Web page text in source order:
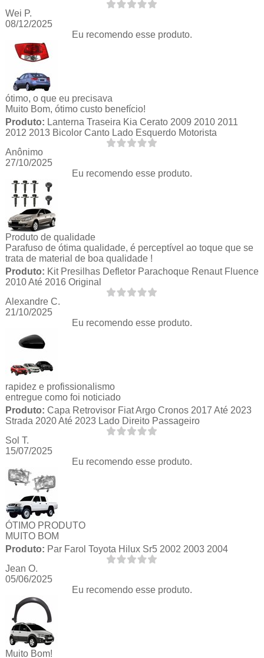
Wei P.
08/12/2025
Eu recomendo esse produto.
ótimo, o que eu precisava
Muito Bom, ótimo custo benefício!
Produto: Lanterna Traseira Kia Cerato 2009 2010 2011
2012 2013 Bicolor Canto Lado Esquerdo Motorista
Anônimo
27/10/2025
Eu recomendo esse produto.
Produto de qualidade
Parafuso de ótima qualidade, é perceptível ao toque que se
trata de material de boa qualidade !
Produto: Kit Presilhas Defletor Parachoque Renaut Fluence
2010 Até 2016 Original
Alexandre C.
21/10/2025
Eu recomendo esse produto.
rapidez e profissionalismo
entregue como foi noticiado
Produto: Capa Retrovisor Fiat Argo Cronos 2017 Até 2023
Strada 2020 Até 2023 Lado Direito Passageiro
Sol T.
15/07/2025
Eu recomendo esse produto.
ÓTIMO PRODUTO
MUITO BOM
Produto: Par Farol Toyota Hilux Sr5 2002 2003 2004
Jean O.
05/06/2025
Eu recomendo esse produto.
Muito Bom!